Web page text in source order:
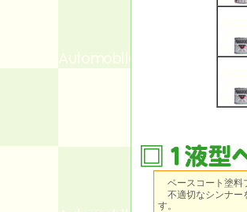
ベースコート塗料
不適切なシンナー
す。